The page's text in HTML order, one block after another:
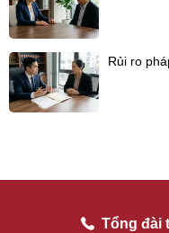
Rủi ro
Tổng đài